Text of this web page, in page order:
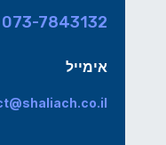
073-7843132
אימייל